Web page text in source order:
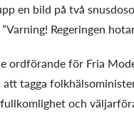
en bild på två
Regeringen
ordförande för Fria
tagga
och